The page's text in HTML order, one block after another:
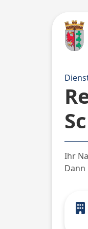
Ihr
Dann